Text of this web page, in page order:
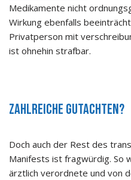
Medikamente nicht
Wirkung ebenfalls
Privatperson mit
ist ohnehin strafbar.
Zahlreiche Gutachten?
Doch auch der Rest des
Manifests ist fragwürdig. So
ärztlich verordnete und von